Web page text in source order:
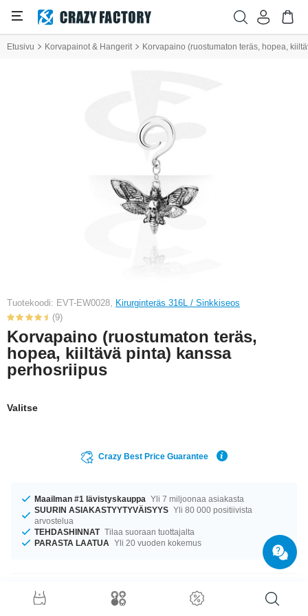
Etusivu Korvapainot & Hangerit Korvapaino (ruostumaton teräs, hopea,
Tuotekoodi: EVT-EW0028, Kirurginteräs 316L / Sinkkiseos
(9)
Korvapaino (ruostumaton teräs,
hopea, kiiltävä pinta) kanssa
perhosriipus
Valitse
Crazy Best Price Guarantee
Maailman #1 lävistyskauppa Yli 7 miljoonaa asiakasta
SUURIN ASIAKASTYYTYVÄISYYS Yli 80 000 positiivista
arvostelua
TEHDASHINNAT Tilaa suoraan tuottajalta
PARASTA LAATUA Yli 20 vuoden kokemus